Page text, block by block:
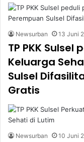
Newsurban 13 Juni
TP PKK
Keluarga
Sulsel
Gratis
Newsurban 10 Juni